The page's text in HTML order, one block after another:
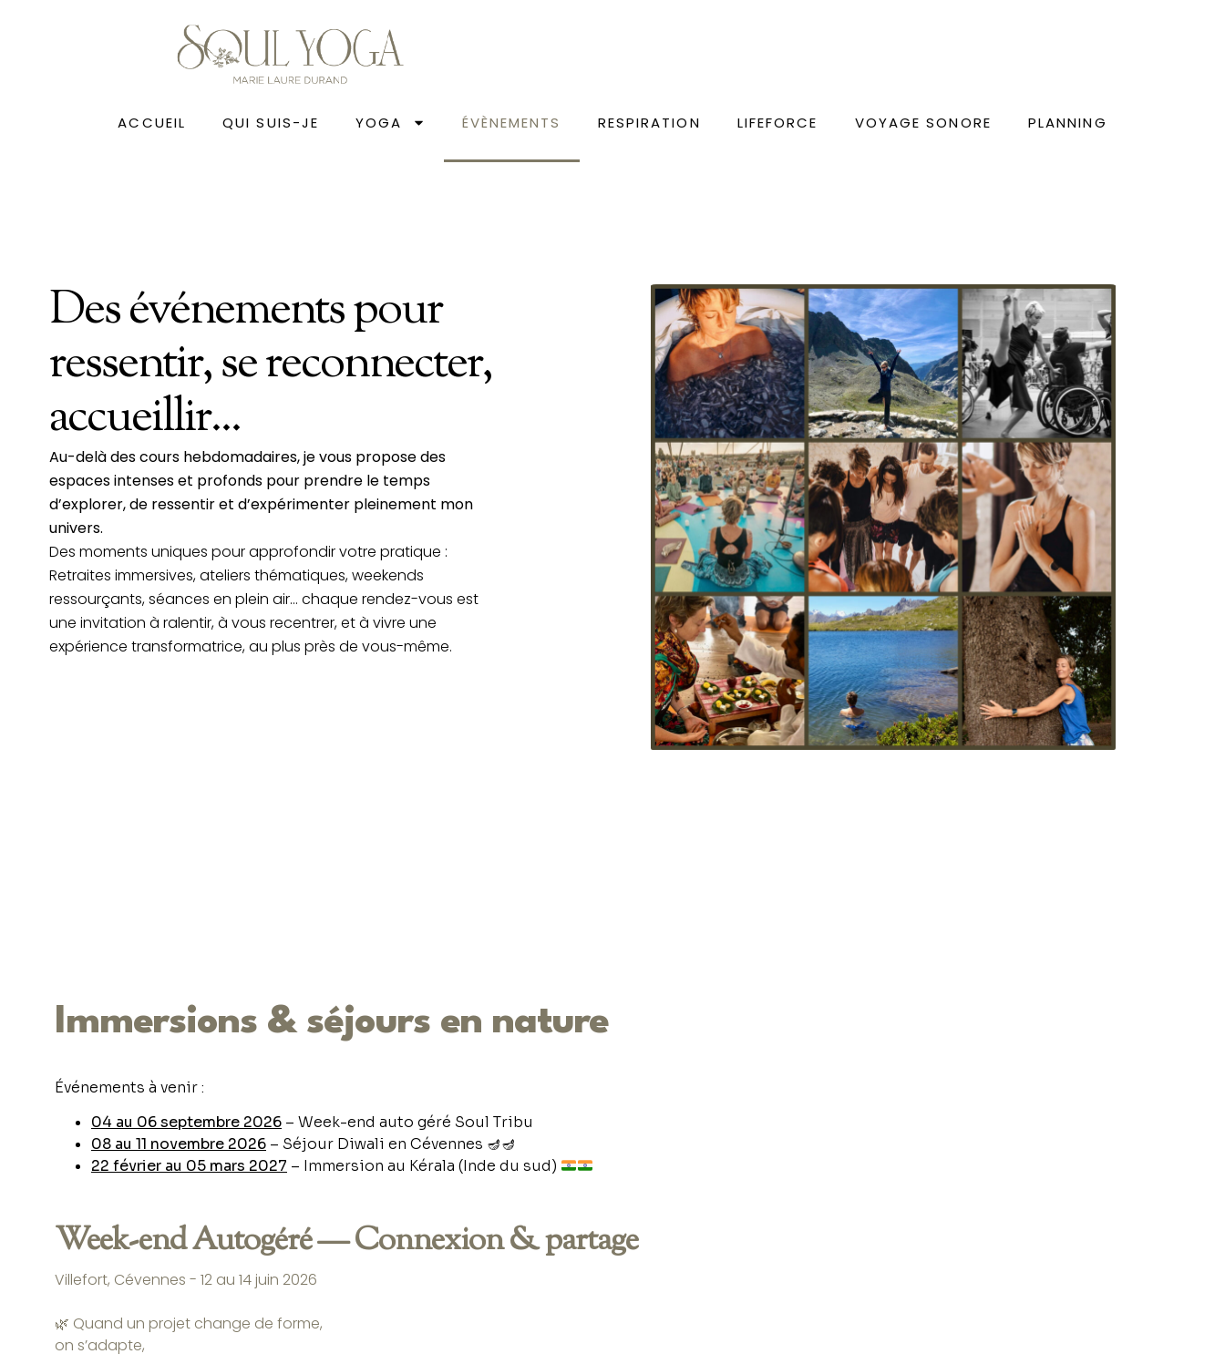
ACCUEIL QUI SUIS-JE YOGA ÉVÈNEMENTS RESPIRATION LIFEFORCE VOYAGE SONORE PLANNING
Des événements pour
ressentir, se reconnecter,
accueillir...
Au-delà des cours hebdomadaires, je vous propose des
espaces intenses et profonds pour prendre le temps
d’explorer, de ressentir et d’expérimenter pleinement mon
univers.
Des moments uniques pour approfondir votre pratique :
Retraites immersives, ateliers thématiques, weekends
ressourçants, séances en plein air… chaque rendez-vous est
une invitation à ralentir, à vous recentrer, et à vivre une
expérience transformatrice, au plus près de vous-même.
Immersions & séjours en nature
Événements à venir :
04 au 06 septembre 2026 – Week-end auto géré Soul Tribu
08 au 11 novembre 2026 – Séjour Diwali en Cévennes 🪔🪔
22 février au 05 mars 2027 – Immersion au Kérala (Inde du sud)
Week-end Autogéré — Connexion & partage
Villefort, Cévennes - 12 au 14 juin 2026
🌿 Quand un projet change de forme,
on s’adapte,